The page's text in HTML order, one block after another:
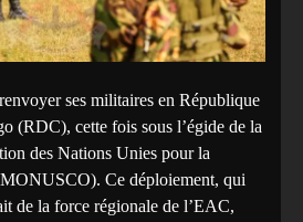
ses militaires en République
(RDC), cette fois sous l’égide de la
des Nations Unies pour la
Ce déploiement, qui
de la force régionale de l’EAC,